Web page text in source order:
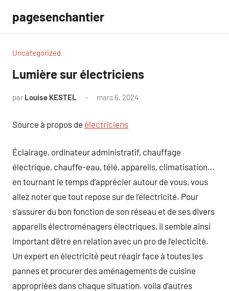
contenu
pagesenchantier
Uncategorized
Lumière sur électriciens
par Louise KESTEL mars 6, 2024
Source à propos de électriciens
Éclairage, ordinateur administratif, chauffage
électrique, chauffe-eau, télé, appareils, climatisation…
en tournant le temps d’apprécier autour de vous, vous
allez noter que tout repose sur de l’électricité. Pour
s’assurer du bon fonction de son réseau et de ses divers
appareils électroménagers électriques, il semble ainsi
important d’être en relation avec un pro de l’electicité.
Un expert en électricité peut réagir face à toutes les
pannes et procurer des aménagements de cuisine
appropriées dans chaque situation. voila d’autres